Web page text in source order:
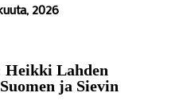
2026
Lahden
ja Sievin